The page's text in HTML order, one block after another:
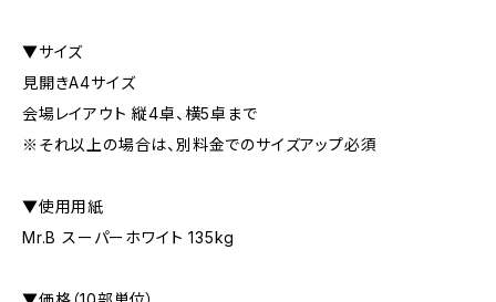
▼サイズ
見開きA4サイズ
会場レイアウト 縦4卓、横5卓まで
※それ以上の場合は、別料金でのサイズアップ必須
▼使用用紙
Mr.B スーパーホワイト 135kg